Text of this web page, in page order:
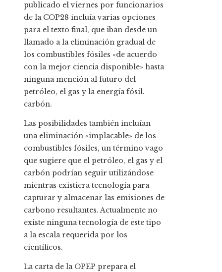
publicado el viernes por funcionarios
de la COP28 incluía varias opciones
para el texto final, que iban desde un
llamado a la eliminación gradual de
los combustibles fósiles «de acuerdo
con la mejor ciencia disponible» hasta
ninguna mención al futuro del
petróleo, el gas y la energía fósil.
carbón.
Las posibilidades también incluían
una eliminación «implacable» de los
combustibles fósiles, un término vago
que sugiere que el petróleo, el gas y el
carbón podrían seguir utilizándose
mientras existiera tecnología para
capturar y almacenar las emisiones de
carbono resultantes. Actualmente no
existe ninguna tecnología de este tipo
a la escala requerida por los
científicos.
La carta de la OPEP prepara el